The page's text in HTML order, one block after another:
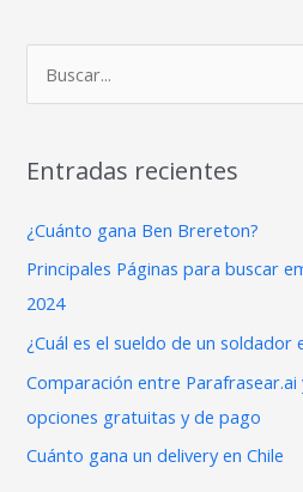
u
c
r
:
Entradas recientes
¿Cuánto gana Ben Brereton?
Principales Páginas para buscar
2024
¿Cuál es el sueldo de un soldador
Comparación entre
opciones gratuitas y de pago
Cuánto gana un delivery en Chile